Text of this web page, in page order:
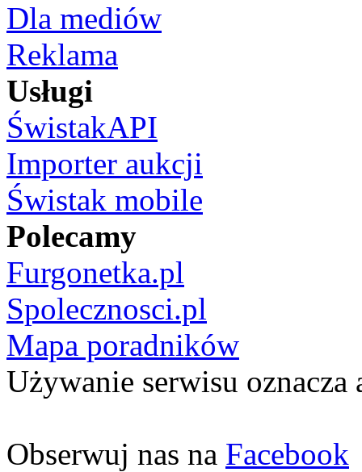
Dla mediów
Reklama
Usługi
ŚwistakAPI
Importer aukcji
Świstak mobile
Polecamy
Furgonetka.pl
Spolecznosci.pl
Mapa poradników
Używanie serwisu oznacza
Obserwuj nas na Facebook